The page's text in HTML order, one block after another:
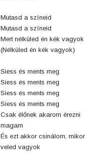
Mutasd a színeid
Mutasd a színeid
Mert nélküled én kék vagyok
(Nélküled én kék vagyok)
Siess és ments meg
Siess és ments meg
Siess és ments meg
Siess és ments meg
Csak élőnek akarom érezni
magam
És ezt akkor csinálom, mikor
veled vagyok